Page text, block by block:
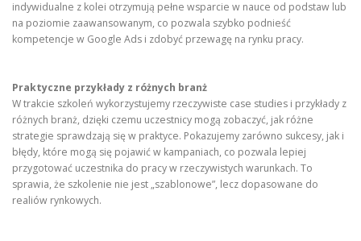
indywidualne z kolei otrzymują pełne wsparcie w nauce od podstaw lub
na poziomie zaawansowanym, co pozwala szybko podnieść
kompetencje w Google Ads i zdobyć przewagę na rynku pracy.
Praktyczne przykłady z różnych branż
W trakcie szkoleń wykorzystujemy rzeczywiste case studies i przykłady z
różnych branż, dzięki czemu uczestnicy mogą zobaczyć, jak różne
strategie sprawdzają się w praktyce. Pokazujemy zarówno sukcesy, jak i
błędy, które mogą się pojawić w kampaniach, co pozwala lepiej
przygotować uczestnika do pracy w rzeczywistych warunkach. To
sprawia, że szkolenie nie jest „szablonowe”, lecz dopasowane do
realiów rynkowych.